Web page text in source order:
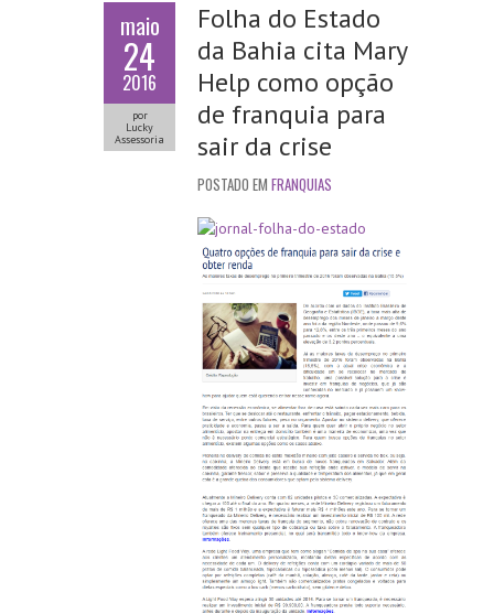
maio
24
2016
por
Lucky
Assessoria
Folha do Estado
da Bahia cita Mary
Help como opção
de franquia para
sair da crise
POSTADO EM FRANQUIAS